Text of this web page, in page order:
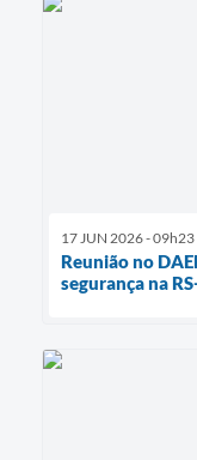
17 JUN 2026 - 09h23
Reunião no
segurança na